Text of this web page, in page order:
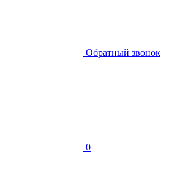
Обратный звонок
0